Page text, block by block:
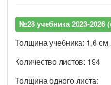
№28 учебника 2023-2026
Толщина учебника: 1,6
Количество листов: 194
Толщина одного листа: